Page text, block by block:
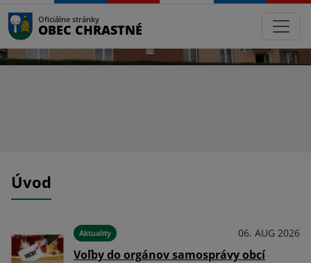
Oficiálne stránky
OBEC CHRASTNÉ
Úvod
Aktuality 06. AUG 2026
Voľby do orgánov samosprávy obcí